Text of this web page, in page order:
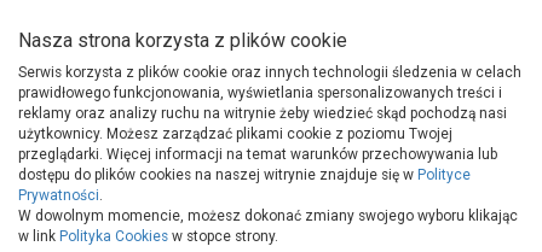
Strona główna Wykończenie Farby
Ochrona drewna
Woski, oleje
Olej do tarasów o wysokiej odporności Odymione drewno 2,5L V33
Nasza strona korzysta z plików cookie
Serwis korzysta z plików cookie oraz innych technologii śledzenia w celach
prawidłowego funkcjonowania, wyświetlania spersonalizowanych treści i
reklamy oraz analizy ruchu na witrynie żeby wiedzieć skąd pochodzą nasi
użytkownicy. Możesz zarządzać plikami cookie z poziomu Twojej
przeglądarki. Więcej informacji na temat warunków przechowywania lub
dostępu do plików cookies na naszej witrynie znajduje się w Polityce
Prywatności.
W dowolnym momencie, możesz dokonać zmiany swojego wyboru klikając
w link Polityka Cookies w stopce strony.